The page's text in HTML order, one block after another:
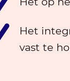
Het
vast te